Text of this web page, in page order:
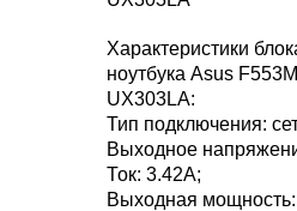
Характеристики
ноутбука Asus
UX303LA:
Тип подключения:
Выходное
Ток: 3.42A;
Выходная